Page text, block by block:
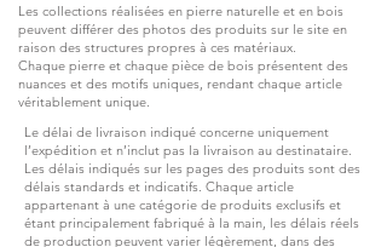
Les collections réalisées en pierre naturelle et en bois
peuvent différer des photos des produits sur le site en
raison des structures propres à ces matériaux.
Chaque pierre et chaque pièce de bois présentent des
nuances et des motifs uniques, rendant chaque article
véritablement unique.
Le délai de livraison indiqué concerne uniquement
l’expédition et n’inclut pas la livraison au destinataire.
Les délais indiqués sur les pages des produits sont des
délais standards et indicatifs. Chaque article
appartenant à une catégorie de produits exclusifs et
étant principalement fabriqué à la main, les délais réels
de production peuvent varier légèrement, dans des